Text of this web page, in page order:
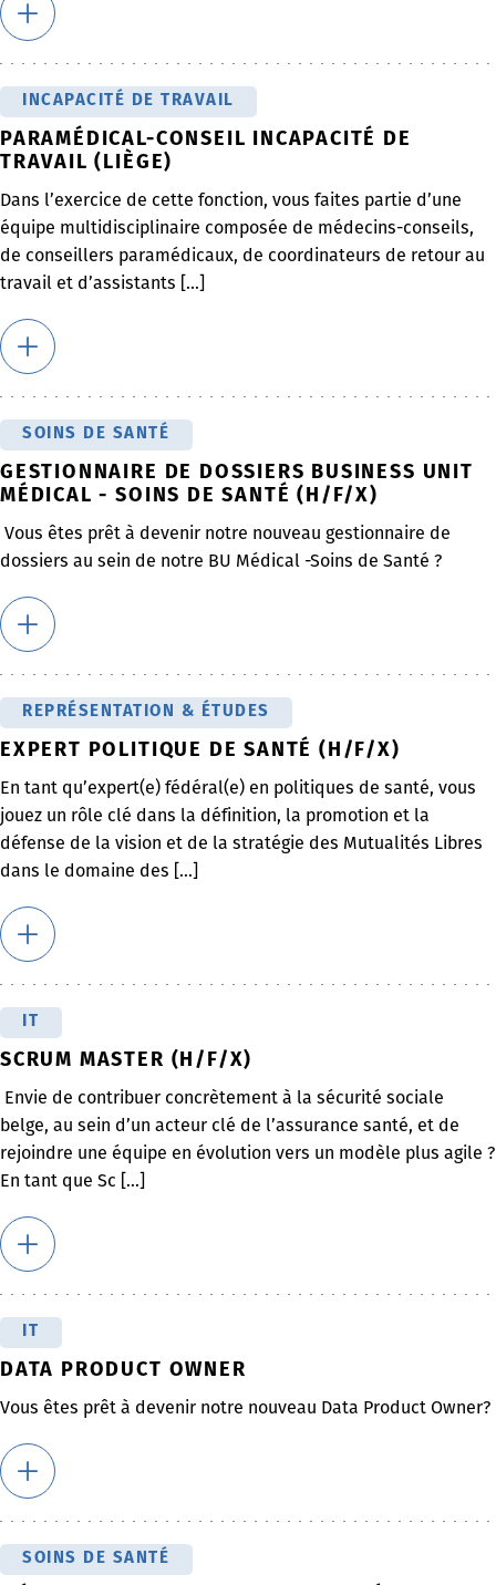
INCAPACITÉ DE TRAVAIL
PARAMÉDICAL-CONSEIL INCAPACITÉ DE
TRAVAIL (LIÈGE)
Dans l’exercice de cette fonction, vous faites partie d’une
équipe multidisciplinaire composée de médecins-conseils,
de conseillers paramédicaux, de coordinateurs de retour au
travail et d’assistants [...]
SOINS DE SANTÉ
GESTIONNAIRE DE DOSSIERS BUSINESS UNIT
MÉDICAL - SOINS DE SANTÉ (H/F/X)
Vous êtes prêt à devenir notre nouveau gestionnaire de
dossiers au sein de notre BU Médical -Soins de Santé ?
REPRÉSENTATION & ÉTUDES
EXPERT POLITIQUE DE SANTÉ (H/F/X)
En tant qu’expert(e) fédéral(e) en politiques de santé, vous
jouez un rôle clé dans la définition, la promotion et la
défense de la vision et de la stratégie des Mutualités Libres
dans le domaine des [...]
SCRUM MASTER (H/F/X)
Envie de contribuer concrètement à la sécurité sociale
belge, au sein d’un acteur clé de l’assurance santé, et de
rejoindre une équipe en évolution vers un modèle plus agile ?
En tant que Sc [...]
DATA PRODUCT OWNER
Vous êtes prêt à devenir notre nouveau Data Product Owner?
SOINS DE SANTÉ